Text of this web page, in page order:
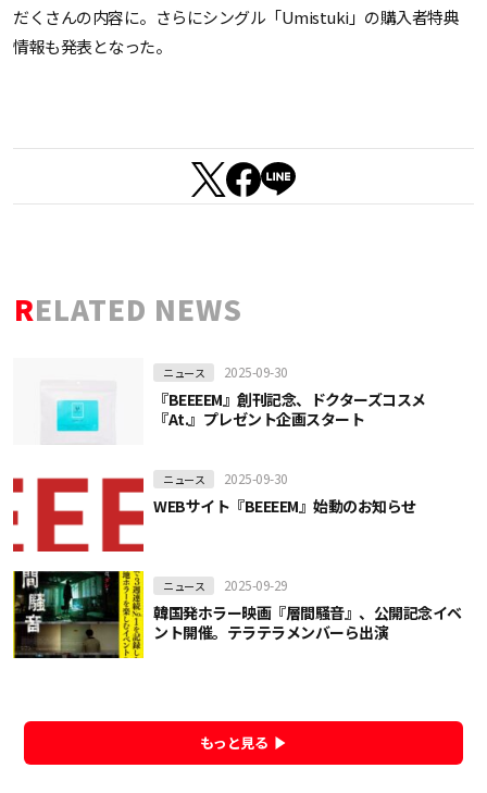
だくさんの内容に。さらにシングル「Umistuki」の購入者特典
情報も発表となった。
RELATED NEWS
ニュース 2025-09-30
『BEEEEM』創刊記念、ドクターズコスメ
『At.』プレゼント企画スタート
ニュース 2025-09-30
WEBサイト『BEEEEM』始動のお知らせ
ニュース 2025-09-29
韓国発ホラー映画『層間騒音』、公開記念イベ
ント開催。テラテラメンバーら出演
もっと見る